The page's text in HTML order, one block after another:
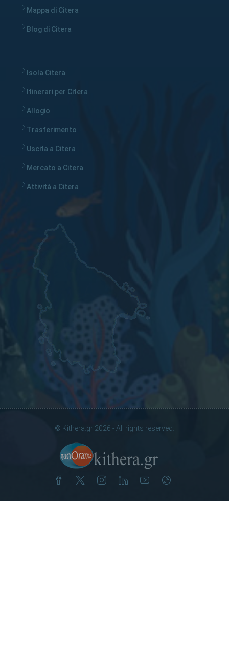
Mappa di Citera
Blog di Citera
Isola Citera
Itinerari per Citera
Allogio
Trasferimento
Uscita a Citera
Mercato a Citera
Attività a Citera
© Kithera.gr 2026 - All rights reserved.